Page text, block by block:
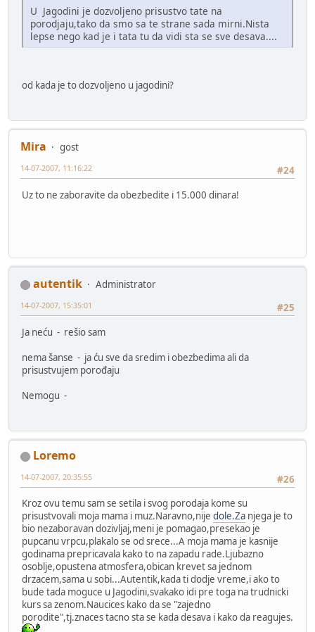
U Jagodini je dozvoljeno prisustvo tate na
porodjaju,tako da smo sa te strane sada mirni.Nista
lepse nego kad je i tata tu da vidi sta se sve desava....
od kada je to dozvoljeno u jagodini?
Mira
gost
#24
14-07-2007, 11:16:22
Uz to ne zaboravite da obezbedite i 15.000 dinara!
autentik
Administrator
#25
14-07-2007, 15:35:01
Ja neću - rešio sam
nema šanse - ja ću sve da sredim i obezbedima ali da
prisustvujem porođaju
Nemogu -
Loremo
#26
14-07-2007, 20:35:55
Kroz ovu temu sam se setila i svog porodaja kome su
prisustvovali moja mama i muz.Naravno,nije dole.Za njega je to
bio nezaboravan dozivljaj,meni je pomagao,presekao je
pupcanu vrpcu,plakalo se od srece...A moja mama je kasnije
godinama prepricavala kako to na zapadu rade.Ljubazno
osoblje,opustena atmosfera,obican krevet sa jednom
drzacem,sama u sobi...Autentik,kada ti dodje vreme,i ako to
bude tada moguce u Jagodini,svakako idi pre toga na trudnicki
kurs sa zenom.Naucices kako da se "zajedno
porodite",tj.znaces tacno sta se kada desava i kako da reagujes.